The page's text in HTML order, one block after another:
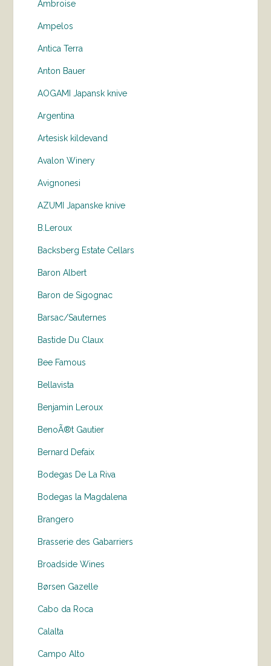
Ambroise
Ampelos
Antica Terra
Anton Bauer
AOGAMI Japansk knive
Argentina
Artesisk kildevand
Avalon Winery
Avignonesi
AZUMI Japanske knive
B.Leroux
Backsberg Estate Cellars
Baron Albert
Baron de Sigognac
Barsac/Sauternes
Bastide Du Claux
Bee Famous
Bellavista
Benjamin Leroux
BenoÃ®t Gautier
Bernard Defaix
Bodegas De La Riva
Bodegas la Magdalena
Brangero
Brasserie des Gabarriers
Broadside Wines
Børsen Gazelle
Cabo da Roca
Calalta
Campo Alto